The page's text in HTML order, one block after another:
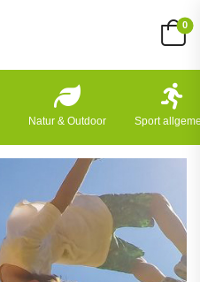
0
Natur & Outdoor Sport